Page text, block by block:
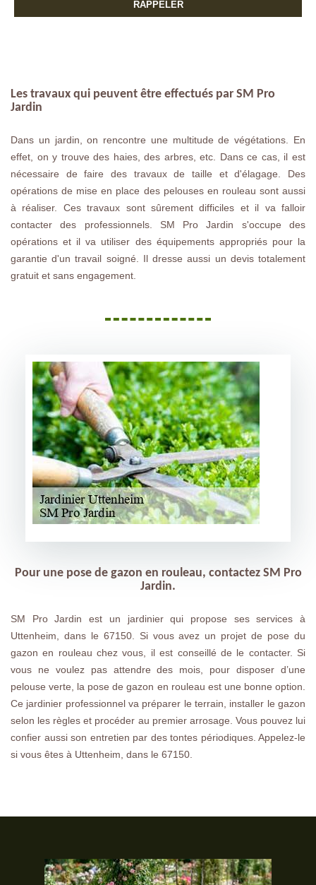
Les travaux qui peuvent être effectués par SM Pro
Jardin
Dans un jardin, on rencontre une multitude de végétations. En
effet, on y trouve des haies, des arbres, etc. Dans ce cas, il est
nécessaire de faire des travaux de taille et d'élagage. Des
opérations de mise en place des pelouses en rouleau sont aussi
à réaliser. Ces travaux sont sûrement difficiles et il va falloir
contacter des professionnels. SM Pro Jardin s'occupe des
opérations et il va utiliser des équipements appropriés pour la
garantie d'un travail soigné. Il dresse aussi un devis totalement
gratuit et sans engagement.
Pour une pose de gazon en rouleau, contactez SM Pro
Jardin.
SM Pro Jardin est un jardinier qui propose ses services à
Uttenheim, dans le 67150. Si vous avez un projet de pose du
gazon en rouleau chez vous, il est conseillé de le contacter. Si
vous ne voulez pas attendre des mois, pour disposer d’une
pelouse verte, la pose de gazon en rouleau est une bonne option.
Ce jardinier professionnel va préparer le terrain, installer le gazon
selon les règles et procéder au premier arrosage. Vous pouvez lui
confier aussi son entretien par des tontes périodiques. Appelez-le
si vous êtes à Uttenheim, dans le 67150.